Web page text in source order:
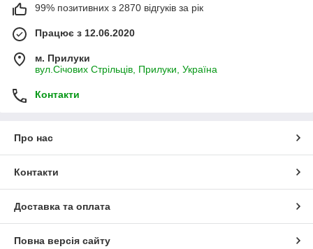
99% позитивних з 2870 відгуків за рік
Працює з 12.06.2020
м. Прилуки
вул.Січових Стрільців, Прилуки, Україна
Контакти
Про нас
Контакти
Доставка та оплата
Повна версія сайту